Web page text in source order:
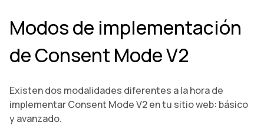
Modos de implementación
de Consent Mode V2
Existen dos modalidades diferentes a la hora de
implementar Consent Mode V2 en tu sitio web: básico
y avanzado.